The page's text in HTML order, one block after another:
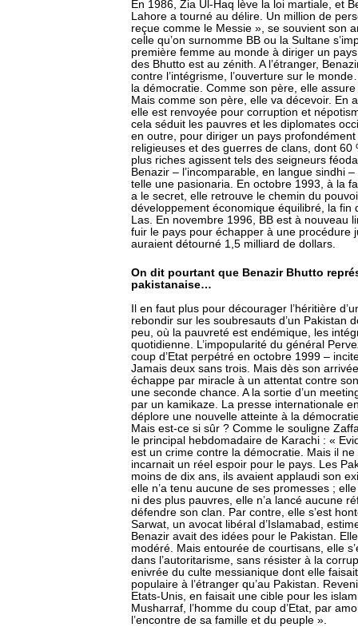
En 1986, Zia Ul-Haq lève la loi martiale, et
Lahore a tourné au délire. Un million de
reçue comme le Messie », se souvient son
celle qu’on surnomme BB ou la Sultane
première femme au monde à diriger un
des Bhutto est au zénith. A l’étranger,
contre l’intégrisme, l’ouverture sur le
la démocratie. Comme son père, elle
Mais comme son père, elle va décevoir. En
elle est renvoyée pour corruption et
cela séduit les pauvres et les diplomates
en outre, pour diriger un pays
religieuses et des guerres de clans, dont
plus riches agissent tels des seigneurs
Benazir – l’incomparable, en langue sindhi
telle une pasionaria. En octobre 1993, à la
a le secret, elle retrouve le chemin du
développement économique équilibré, la
Las. En novembre 1996, BB est à nouveau
fuir le pays pour échapper à une procédure
auraient détourné 1,5 milliard de dollars.
On dit pourtant que Benazir Bhutto
pakistanaise…
Il en faut plus pour décourager l’héritière
rebondir sur les soubresauts d’un Pakistan
peu, où la pauvreté est endémique, les
quotidienne. L’impopularité du général
coup d’Etat perpétré en octobre 1999 –
Jamais deux sans trois. Mais dès son
échappe par miracle à un attentat contre
une seconde chance. A la sortie d’un
par un kamikaze. La presse internationale
déplore une nouvelle atteinte à la
Mais est-ce si sûr ? Comme le souligne
le principal hebdomadaire de Karachi : «
est un crime contre la démocratie. Mais il
incarnait un réel espoir pour le pays. Les
moins de dix ans, ils avaient applaudi son
elle n’a tenu aucune de ses promesses ;
ni des plus pauvres, elle n’a lancé aucune
défendre son clan. Par contre, elle s’est
Sarwat, un avocat libéral d’Islamabad,
Benazir avait des idées pour le Pakistan.
modéré. Mais entourée de courtisans, elle
dans l’autoritarisme, sans résister à la
enivrée du culte messianique dont elle
populaire à l’étranger qu’au Pakistan.
Etats-Unis, en faisait une cible pour les
Musharraf, l’homme du coup d’Etat, par
l’encontre de sa famille et du peuple ».